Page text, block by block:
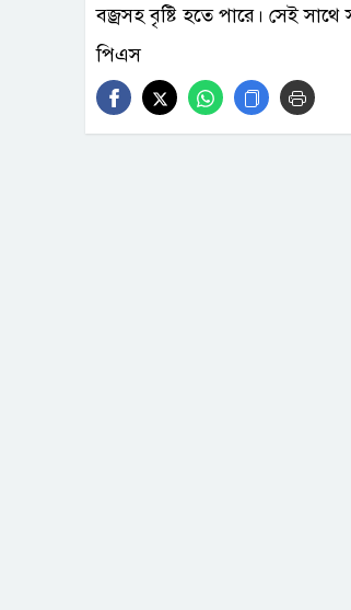
বজ্রসহ বৃষ্টি হতে পারে। সেই
পিএস